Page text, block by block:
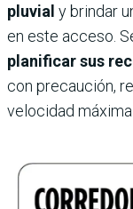
pluvial y brindar
en este acceso.
planificar sus
con precaución,
velocidad